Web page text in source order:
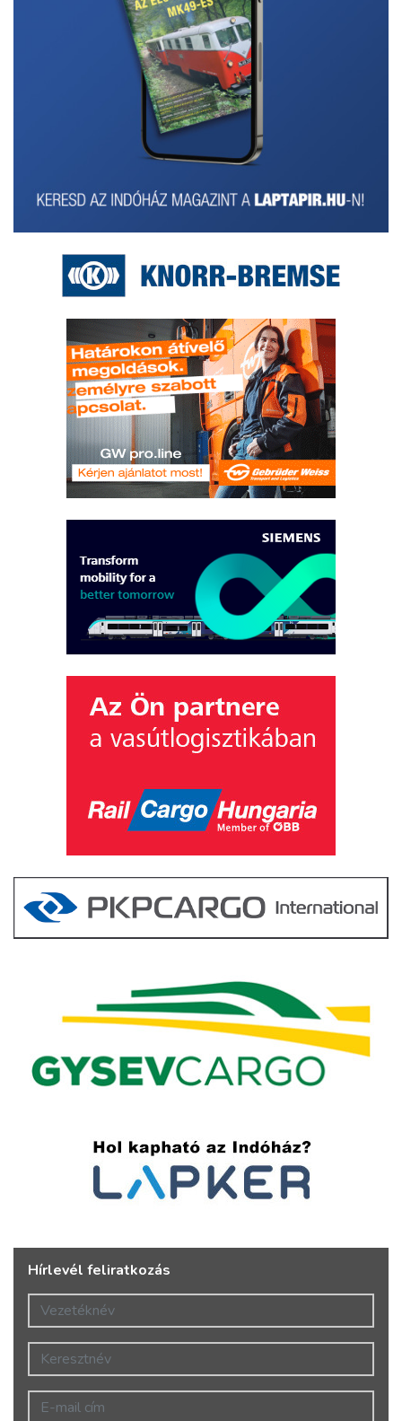
Hírlevél feliratkozás
Vezetéknév
Keresztnév
E-mail cím